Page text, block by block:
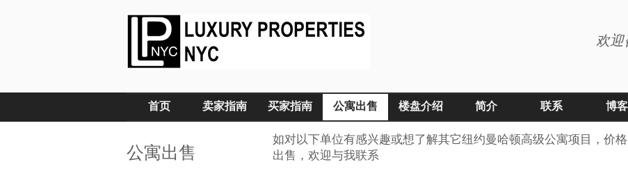
欢迎
首页 卖家指南 买家指南 公寓出售 楼盘介绍 简介 联系 博客
公寓出售
如对以下单位有感兴趣或想了解其它纽约曼哈顿高级公寓项目，价
出售，欢迎与我联系